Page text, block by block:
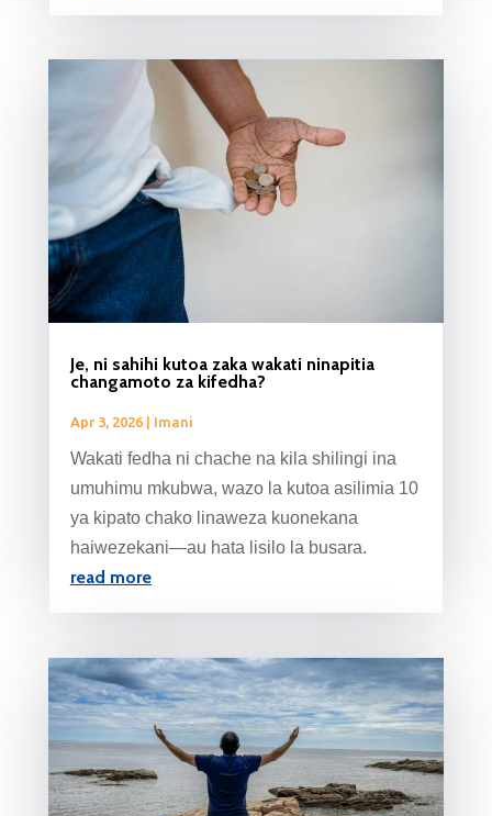
Je, ni sahihi kutoa zaka wakati ninapitia
changamoto za kifedha?
Apr 3, 2026| Imani
Wakati fedha ni chache na kila shilingi ina
umuhimu mkubwa, wazo la kutoa asilimia 10
ya kipato chako linaweza kuonekana
haiwezekani—au hata lisilo la busara.
read more